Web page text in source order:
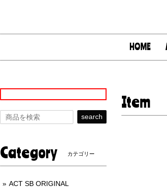
HOME
Item
search
Category カテゴリー
ACT SB ORIGINAL